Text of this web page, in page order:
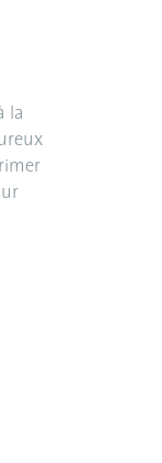
la